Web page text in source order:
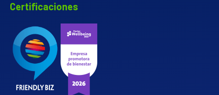
Certificaciones